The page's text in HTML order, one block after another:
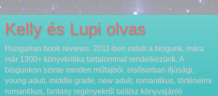
Kelly és Lupi olvas
Hungarian book reviews. 2011-ben indult a blogunk, mára
már 1300+ könyvkritika tartalommal rendelkezünk. A
blogunkon szinte minden műfajból, elsősorban ifjúsági,
young adult, middle grade, new adult, romantikus, történelmi
romantikus, fantasy regényekről találsz könyvajánló